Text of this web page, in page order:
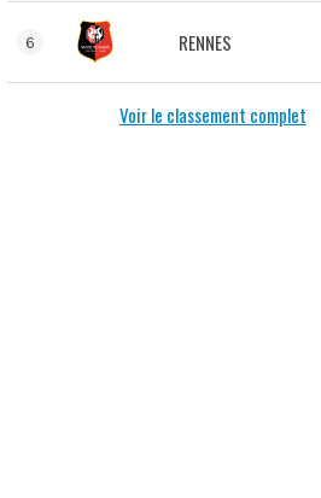
6 RENNES
Voir le classement complet